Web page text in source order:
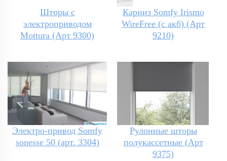
Шторы с
электроприводом
Mottura (Арт 9300)
Карниз Somfy Irismo
WireFree (с акб) (Арт
9210)
Электро-привод Somfy
sonesse 50 (арт. 3304)
Рулонные шторы
полукассетные (Арт
9375)